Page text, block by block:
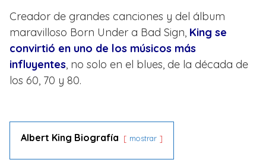
Creador de grandes canciones y del álbum
maravilloso Born Under a Bad Sign, King se
convirtió en uno de los músicos más
influyentes, no solo en el blues, de la década de
los 60, 70 y 80.
Albert King Biografía mostrar